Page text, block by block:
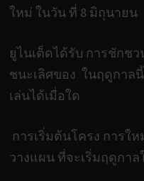
ใหม่ ในวัน ที่ 8 มิถุนายน
ยูไนเต็ดได้รับ การชักช
ชนะเลิศของ ในฤดูกาล
เล่นได้เมื่อใด
การเริ่มต้นโครง การใ
วางแผน ที่จะเริ่มฤดูกาล